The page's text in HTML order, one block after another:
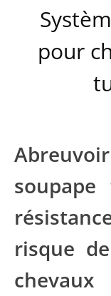
pour
risque
chevaux